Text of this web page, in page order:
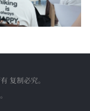
复制必究。